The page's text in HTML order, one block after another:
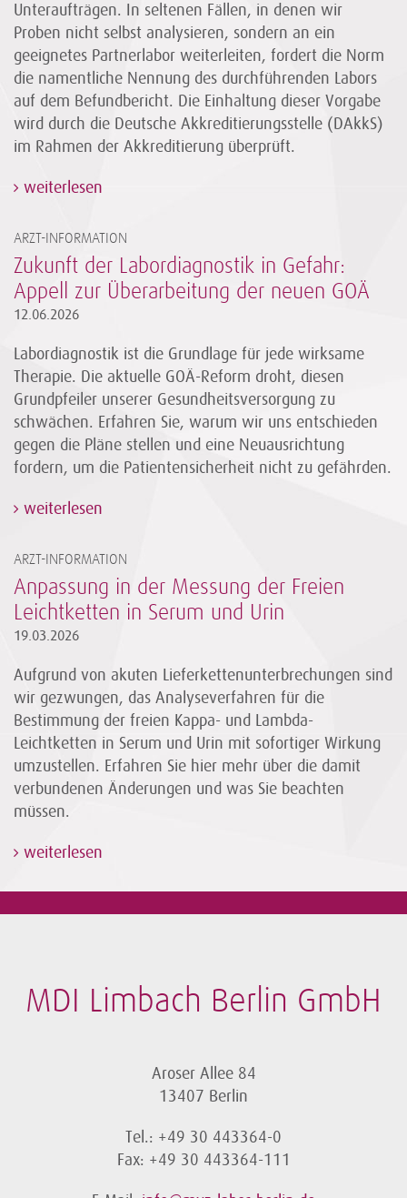
Unteraufträgen. In seltenen Fällen, in denen wir
Proben nicht selbst analysieren, sondern an ein
geeignetes Partnerlabor weiterleiten, fordert die Norm
die namentliche Nennung des durchführenden Labors
auf dem Befundbericht. Die Einhaltung dieser Vorgabe
wird durch die Deutsche Akkreditierungsstelle (DAkkS)
im Rahmen der Akkreditierung überprüft.
weiterlesen
ARZT-INFORMATION
Zukunft der Labordiagnostik in Gefahr:
Appell zur Überarbeitung der neuen GOÄ
12.06.2026
Labordiagnostik ist die Grundlage für jede wirksame
Therapie. Die aktuelle GOÄ-Reform droht, diesen
Grundpfeiler unserer Gesundheitsversorgung zu
schwächen. Erfahren Sie, warum wir uns entschieden
gegen die Pläne stellen und eine Neuausrichtung
fordern, um die Patientensicherheit nicht zu gefährden.
weiterlesen
ARZT-INFORMATION
Anpassung in der Messung der Freien
Leichtketten in Serum und Urin
19.03.2026
Aufgrund von akuten Lieferkettenunterbrechungen sind
wir gezwungen, das Analyseverfahren für die
Bestimmung der freien Kappa- und Lambda-
Leichtketten in Serum und Urin mit sofortiger Wirkung
umzustellen. Erfahren Sie hier mehr über die damit
verbundenen Änderungen und was Sie beachten
müssen.
weiterlesen
MDI Limbach Berlin GmbH
Aroser Allee 84
13407 Berlin
Tel.: +49 30 443364-0
Fax: +49 30 443364-111